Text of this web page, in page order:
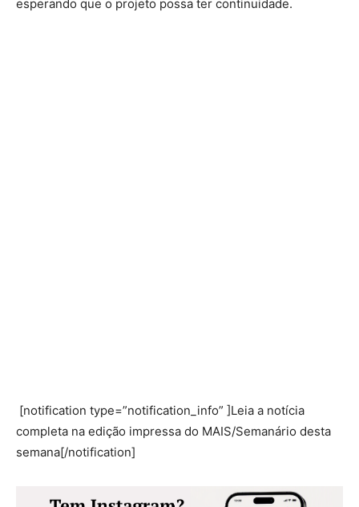
esperando que o projeto possa ter continuidade.
[notification type=”notification_info” ]Leia a notícia
completa na edição impressa do MAIS/Semanário desta
semana[/notification]